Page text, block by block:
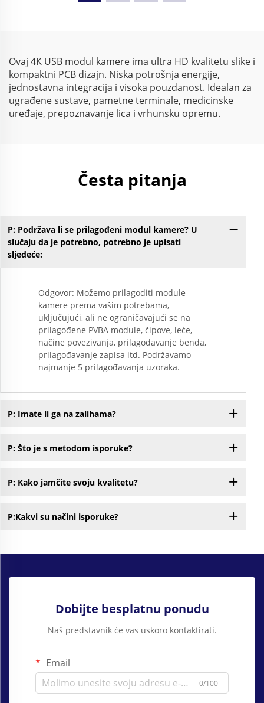
modul za konferenciju,
Ovaj 4K USB modul kamere ima ultra HD kvalitetu slike i
kompaktni PCB dizajn. Niska potrošnja energije,
jednostavna integracija i visoka pouzdanost. Idealan za
ugrađene sustave, pametne terminale, medicinske
uređaje, prepoznavanje lica i vrhunsku opremu.
Česta pitanja
P: Podržava li se prilagođeni modul kamere? U
slučaju da je potrebno, potrebno je upisati
sljedeće:
Odgovor: Možemo prilagoditi module
kamere prema vašim potrebama,
uključujući, ali ne ograničavajući se na
prilagođene PVBA module, čipove, leće,
načine povezivanja, prilagođavanje benda,
prilagođavanje zapisa itd. Podržavamo
najmanje 5 prilagođavanja uzoraka.
P: Imate li ga na zalihama?
P: Što je s metodom isporuke?
P: Kako jamčite svoju kvalitetu?
P:Kakvi su načini isporuke?
Dobijte besplatnu ponudu
Naš predstavnik će vas uskoro kontaktirati.
Email
0/100